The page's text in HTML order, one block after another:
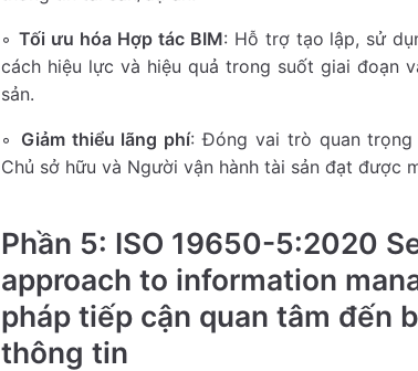
◦ Tối ưu hóa Hợp tác BIM: Hỗ trợ tạo lập, sử
cách hiệu lực và hiệu quả trong suốt giai đoạn
sản.
◦ Giảm thiểu lãng phí: Đóng vai trò quan
Chủ sở hữu và Người vận hành tài sản đạt được
Phần 5: ISO 19650-5:2020
approach to information
pháp tiếp cận quan tâm đến
thông tin